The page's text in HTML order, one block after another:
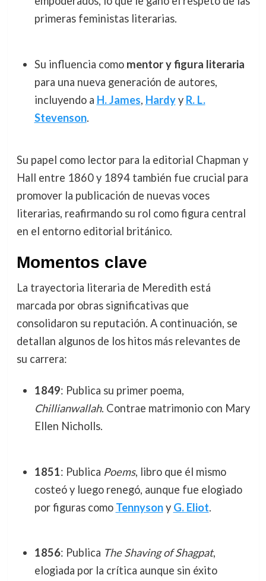
primeras feministas literarias.
Su influencia como mentor y figura literaria
para una nueva generación de autores,
incluyendo a H. James, Hardyy R. L.
Stevenson.
Su papel como lector para la editorial Chapman y
Hall entre 1860 y 1894 también fue crucial para
promover la publicación de nuevas voces
literarias, reafirmando su rol como figura central
en el entorno editorial británico.
Momentos clave
La trayectoria literaria de Meredith está
marcada por obras significativas que
consolidaron su reputación. A continuación, se
detallan algunos de los hitos más relevantes de
su carrera:
1849: Publica su primer poema,
Chillianwallah. Contrae matrimonio con Mary
Ellen Nicholls.
1851: Publica Poems, libro que él mismo
costeó y luego renegó, aunque fue elogiado
por figuras como Tennysony G. Eliot.
1856: Publica The Shaving of Shagpat,
elogiada por la crítica aunque sin éxito